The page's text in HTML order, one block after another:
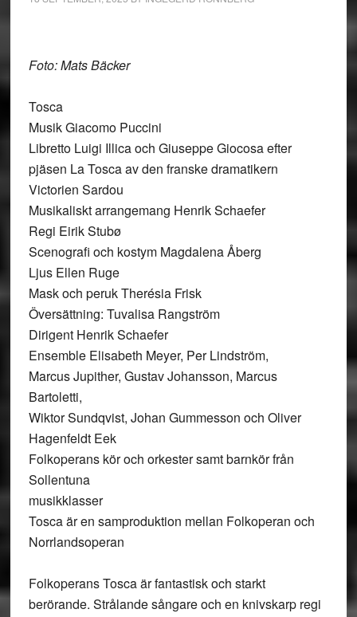
Foto: Mats Bäcker
Tosca
Musik Giacomo Puccini
Libretto Luigi Illica och Giuseppe Giocosa efter
pjäsen La Tosca av den franske dramatikern
Victorien Sardou
Musikaliskt arrangemang Henrik Schaefer
Regi Eirik Stubø
Scenografi och kostym Magdalena Åberg
Ljus Ellen Ruge
Mask och peruk Therésia Frisk
Översättning: Tuvalisa Rangström
Dirigent Henrik Schaefer
Ensemble Elisabeth Meyer, Per Lindström,
Marcus Jupither, Gustav Johansson, Marcus
Bartoletti,
Wiktor Sundqvist, Johan Gummesson och Oliver
Hagenfeldt Eek
Folkoperans kör och orkester samt barnkör från
Sollentuna
musikklasser
Tosca är en samproduktion mellan Folkoperan och
Norrlandsoperan
Folkoperans Tosca är fantastisk och starkt
berörande. Strålande sångare och en knivskarp regi